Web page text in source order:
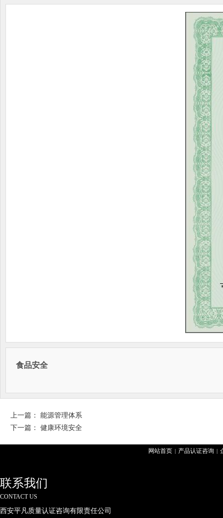
食品安全
上一篇： 能源管理体系
下一篇： 健康环境安全
西安平凡质量认证咨询有限责任公司
联系我们
CONTACT US
网站首页 | 产品认证咨询 |